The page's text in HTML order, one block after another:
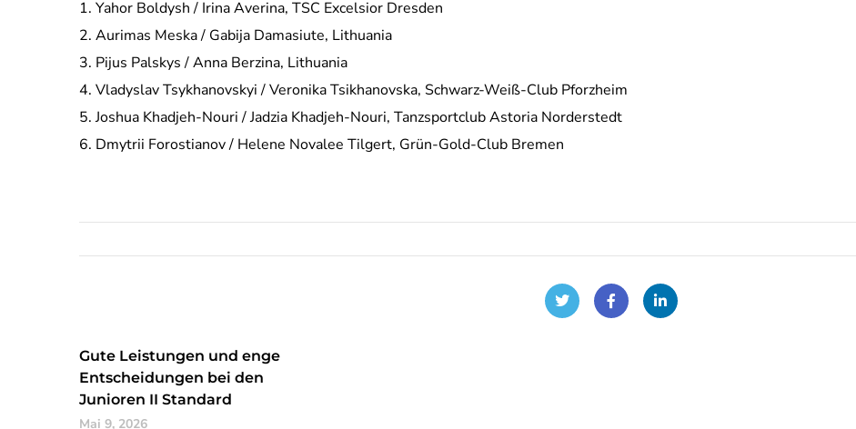
Yahor Boldysh / Irina Averina, TSC Excelsior Dresden
Aurimas Meska / Gabija Damasiute, Lithuania
Pijus Palskys / Anna Berzina, Lithuania
Vladyslav Tsykhanovskyi / Veronika Tsikhanovska, Schwarz-Weiß-Club Pforzheim
Joshua Khadjeh-Nouri / Jadzia Khadjeh-Nouri, Tanzsportclub Astoria Norderstedt
Dmytrii Forostianov / Helene Novalee Tilgert, Grün-Gold-Club Bremen
Gute Leistungen und enge
Entscheidungen bei den
Junioren II Standard
Mai 9, 2026